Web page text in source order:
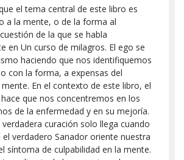
el tema central de este libro es
a la mente, o de la forma al
de la que se habla
en Un curso de milagros. El ego se
haciendo que nos identifiquemos
con la forma, a expensas del
En el contexto de este libro, el
que nos concentremos en los
de la enfermedad y en su mejoría.
curación solo llega cuando
verdadero Sanador oriente nuestra
síntoma de culpabilidad en la mente.